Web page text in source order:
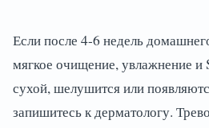
Если после 4-6 недель
мягкое очищение, увлажнение и
сухой, шелушится или
запишитесь к дерматологу.